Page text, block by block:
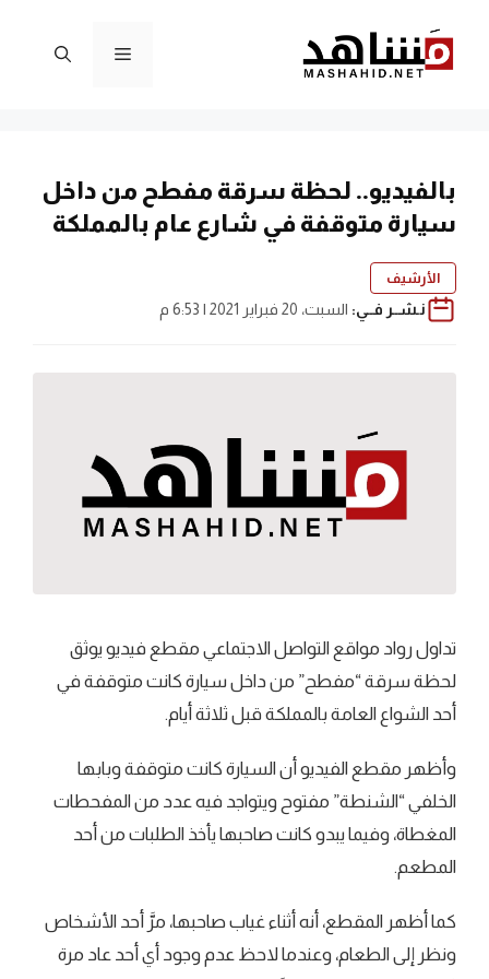
المحتوى
القائمة
بالفيديو.. لحظة سرقة مفطح من داخل
سيارة متوقفة في شارع عام بالمملكة
الأرشيف
نـشــر فــي: السبت، 20 فبراير 2021 | 6:53 م
تداول رواد مواقع التواصل الاجتماعي مقطع فيديو يوثق
لحظة سرقة “مفطح” من داخل سيارة كانت متوقفة في
أحد الشواع العامة بالمملكة قبل ثلاثة أيام.
وأظهر مقطع الفيديو أن السيارة كانت متوقفة وبابها
الخلفي “الشنطة” مفتوح ويتواجد فيه عدد من المفحطات
المغطاة، وفيما يبدو كانت صاحبها يأخذ الطلبات من أحد
المطعم.
كما أظهر المقطع، أنه أثناء غياب صاحبها، مرَّ أحد الأشخاص
ونظر إلى الطعام، وعندما لاحظ عدم وجود أي أحد عاد مرة